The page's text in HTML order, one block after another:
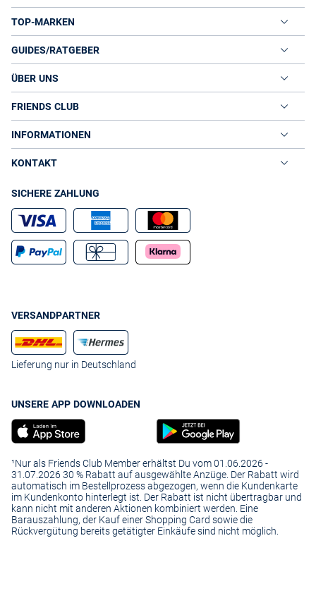
TOP-MARKEN
GUIDES/RATGEBER
ÜBER UNS
FRIENDS CLUB
INFORMATIONEN
KONTAKT
SICHERE ZAHLUNG
VERSANDPARTNER
Lieferung nur in Deutschland
UNSERE APP DOWNLOADEN
¹Nur als Friends Club Member erhältst Du vom 01.06.2026 -
31.07.2026 30 % Rabatt auf ausgewählte Anzüge. Der Rabatt wird
automatisch im Bestellprozess abgezogen, wenn die Kundenkarte
im Kundenkonto hinterlegt ist. Der Rabatt ist nicht übertragbar und
kann nicht mit anderen Aktionen kombiniert werden. Eine
Barauszahlung, der Kauf einer Shopping Card sowie die
Rückvergütung bereits getätigter Einkäufe sind nicht möglich.